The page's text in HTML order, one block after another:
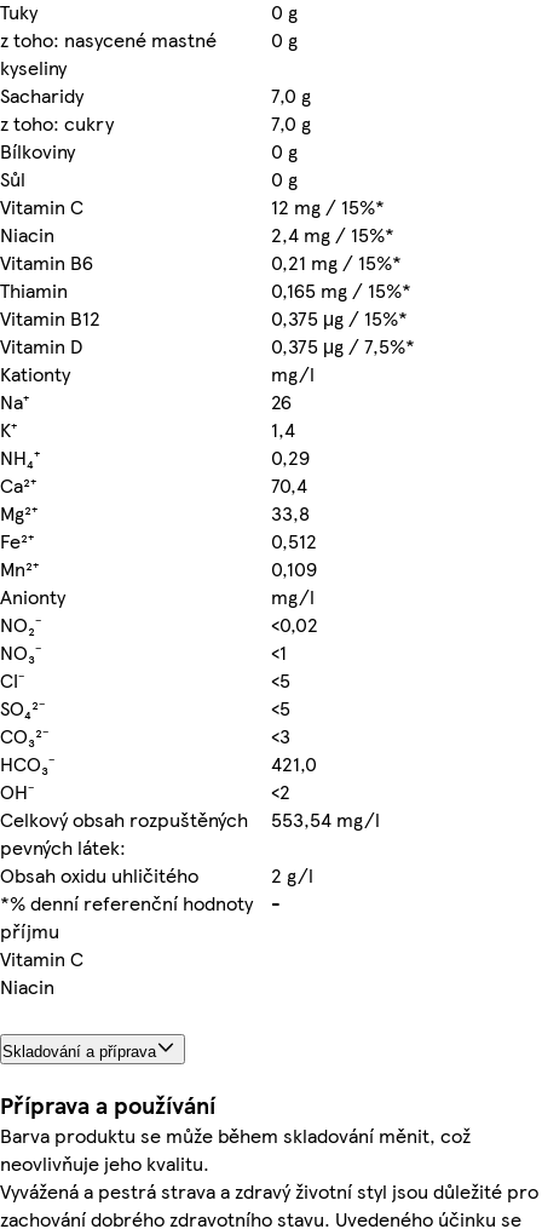
Tuky
0 g
z toho: nasycené mastné
kyseliny
0 g
Sacharidy
7,0 g
z toho: cukry
7,0 g
Bílkoviny
0 g
Sůl
0 g
Vitamin C
12 mg / 15%*
Niacin
2,4 mg / 15%*
Vitamin B6
0,21 mg / 15%*
Thiamin
0,165 mg / 15%*
Vitamin B12
0,375 μg / 15%*
Vitamin D
0,375 μg / 7,5%*
Kationty
mg/l
Na⁺
26
K⁺
1,4
NH₄⁺
0,29
Ca²⁺
70,4
Mg²⁺
33,8
Fe²⁺
0,512
Mn²⁺
0,109
Anionty
mg/l
NO₂⁻
<0,02
NO₃⁻
<1
CI⁻
<5
SO₄²⁻
<5
CO₃²⁻
<3
HCO₃⁻
421,0
OH⁻
<2
Celkový obsah rozpuštěných
pevných látek:
553,54 mg/l
Obsah oxidu uhličitého
2 g/l
*% denní referenční hodnoty
příjmu
-
Vitamin C
Niacin
Skladování a příprava
Příprava a používání
Barva produktu se může během skladování měnit, což
neovlivňuje jeho kvalitu.
Vyvážená a pestrá strava a zdravý životní styl jsou důležité pro
zachování dobrého zdravotního stavu. Uvedeného účinku se